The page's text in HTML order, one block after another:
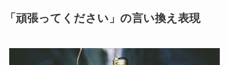
「頑張ってください」の言い換え表現